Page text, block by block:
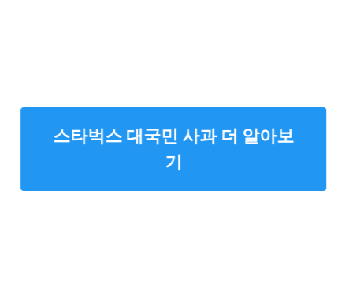
스타벅스 대국민 사과 더 알아보
기